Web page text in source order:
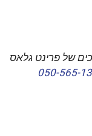
של פרינט גלאס
050-565-